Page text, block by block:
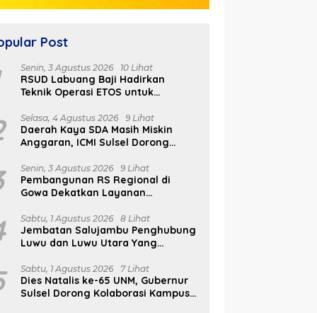
Peduli Negeri
Anak Muda
Sulap Sampah
Daerah Kaya SDA Masih
Miskin Anggaran, ICMI Sulsel
Dorong Reformasi Fiskal
Post
Senin, 3 Agustus 2026 10 Lihat
RSUD Labuang Baji Hadirkan
Teknik Operasi ETOS untuk
Indikasi Medis
Selasa, 4 Agustus 2026 9 Lihat
Daerah Kaya SDA Masih Miskin
Anggaran, ICMI Sulsel Dorong
Senin, 3 Agustus 2026 9 Lihat
Pembangunan RS Regional di
Gowa Dekatkan Layanan
Sabtu, 1 Agustus 2026 8 Lihat
Jembatan Salujambu Penghubung
Luwu dan Luwu Utara Yang
Difungsikan
Sabtu, 1 Agustus 2026 7 Lihat
Dies Natalis ke-65 UNM, Gubernur
Sulsel Dorong Kolaborasi Kampus